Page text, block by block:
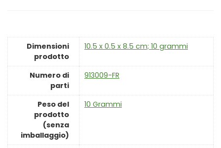
Dimensioni
prodotto
‎10.5 x 0.5 x 8.5 cm; 10 grammi
Numero di
parti
‎913009-FR
Peso del
prodotto
(senza
imballaggio)
‎10 Grammi